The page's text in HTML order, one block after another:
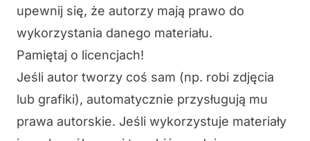
upewnij się, że autorzy mają prawo do
wykorzystania danego materiału.
Pamiętaj o licencjach!
Jeśli autor tworzy coś sam (np. robi zdjęcia
lub grafiki), automatycznie przysługują mu
prawa autorskie. Jeśli wykorzystuje materiały